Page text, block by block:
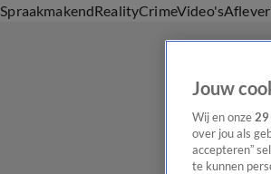
SpraakmakendRealityCrimeVideo's
Jouw
Wij en onze 29
over jou als
accepteren”
te kunnen